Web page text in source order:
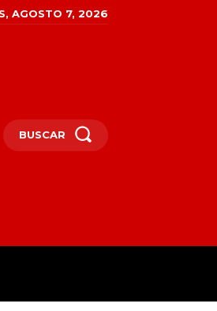
AGOSTO 7, 2026
BUSCAR